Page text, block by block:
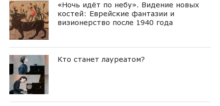
«Ночь идёт по небу». Видение новых
костей: Еврейские фантазии и
визионерство после 1940 года
Кто станет лауреатом?